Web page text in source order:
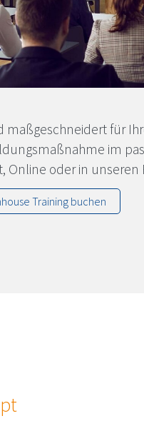
maßgeschneidert für
im
Online oder in
Training buchen